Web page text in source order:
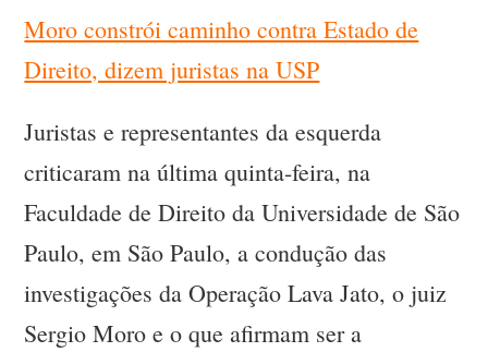
Moro constrói caminho contra Estado de
Direito, dizem juristas na USP
Juristas e representantes da esquerda
criticaram na última quinta-feira, na
Faculdade de Direito da Universidade de São
Paulo, em São Paulo, a condução das
investigações da Operação Lava Jato, o juiz
Sergio Moro e o que afirmam ser a